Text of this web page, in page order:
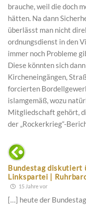
brauche, weil die doch
hätten. Na dann
überlässt man nicht
ordnungsdienst in den
immer noch Probleme
Diese könnten sich
Kircheneingängen,
forcierten
islamgemäß, wozu
Mitgliedschaft gehört,
der „Rockerkrieg“-
Bundestag diskutiert
Linkspartei |
15 Jahre vor
[…] heute der